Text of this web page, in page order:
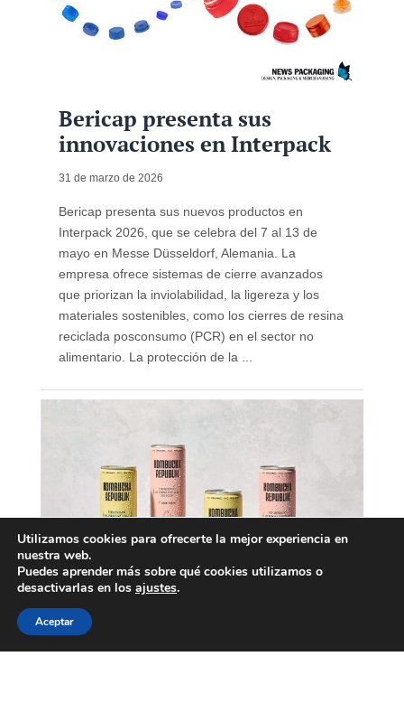
Bericap presenta sus
innovaciones en Interpack
31 de marzo de 2026
Bericap presenta sus nuevos productos en
Interpack 2026, que se celebra del 7 al 13 de
mayo en Messe Düsseldorf, Alemania. La
empresa ofrece sistemas de cierre avanzados
que priorizan la inviolabilidad, la ligereza y los
materiales sostenibles, como los cierres de resina
reciclada posconsumo (PCR) en el sector no
alimentario. La protección de la ...
Nace Kombucha Republik,
Utilizamos cookies para ofrecerte la mejor experiencia en
nuestra web.
Puedes aprender más sobre qué cookies utilizamos o
desactivarlas en los ajustes.
Aceptar